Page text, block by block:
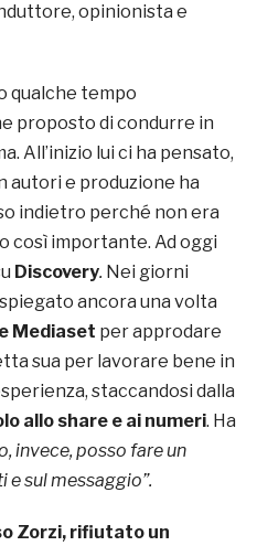
opinionista e
qualche tempo
proposto di condurre in
All’inizio lui ci ha pensato,
autori e produzione ha
indietro perché non era
così importante. Ad oggi
Discovery. Nei giorni
ancora una volta
Mediaset per approdare
sua per lavorare bene in
staccandosi dalla
allo share e ai numeri. Ha
invece, posso fare un
sul messaggio”.
Zorzi, rifiutato un